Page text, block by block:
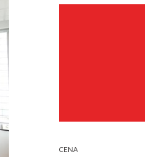
CENA